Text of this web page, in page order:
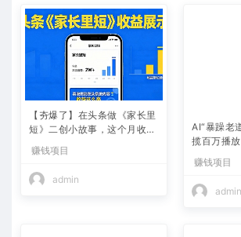
【夯爆了】在头条做《家长里
短》二创小故事，这个月收益
2w+
赚钱项目
admin
AI“暴躁老
揽百万播
略）
赚钱项目
admin